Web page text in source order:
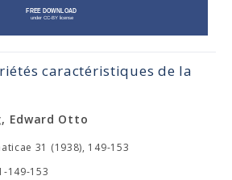
caractéristiques de la
Edward Otto
31 (1938), 149-153
149-153